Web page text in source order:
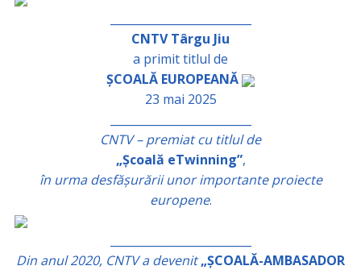
CNTV Târgu Jiu
a primit titlul de
ȘCOALĂ EUROPEANĂ
23 mai 2025
CNTV – premiat cu titlul de
„Școală eTwinning”,
în urma desfășurării unor importante proiecte
europene.
Din anul 2020, CNTV a devenit „ȘCOALĂ-AMBASADOR